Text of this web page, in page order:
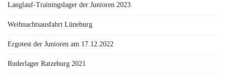
Langlauf-Trainingslager der Junioren 2023
Weihnachtsausfahrt Lüneburg
Ergotest der Junioren am 17.12.2022
Ruderlager Ratzeburg 2021